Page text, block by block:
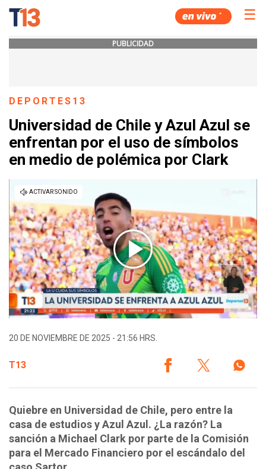
☰
PUBLICIDAD
DEPORTES13
Universidad de Chile y Azul Azul se
enfrentan por el uso de símbolos
en medio de polémica por Clark
20 DE NOVIEMBRE DE 2025 - 21:56 HRS.
T13
Quiebre en Universidad de Chile, pero entre la
casa de estudios y Azul Azul. ¿La razón? La
sanción a Michael Clark por parte de la Comisión
para el Mercado Financiero por el escándalo del